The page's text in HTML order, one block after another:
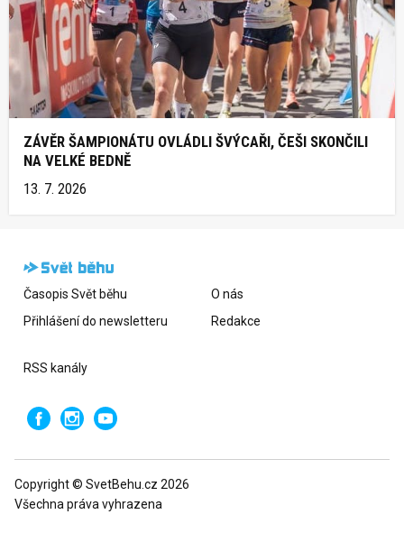
ZÁVĚR ŠAMPIONÁTU OVLÁDLI ŠVÝCAŘI, ČEŠI SKONČILI
NA VELKÉ BEDNĚ
13. 7. 2026
Časopis Svět běhu
Přihlášení do newsletteru
O nás
Redakce
RSS kanály
Copyright © SvetBehu.cz 2026
Všechna práva vyhrazena